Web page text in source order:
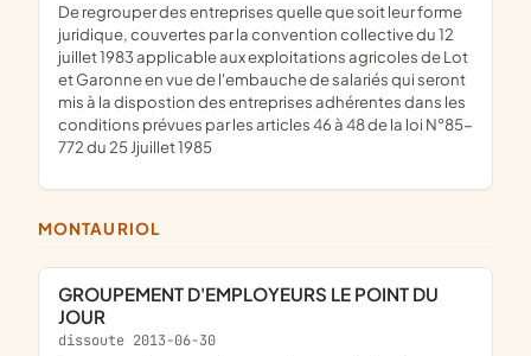
De regrouper des entreprises quelle que soit leur forme
juridique, couvertes par la convention collective du 12
juillet 1983 applicable aux exploitations agricoles de Lot
et Garonne en vue de l'embauche de salariés qui seront
mis à la dispostion des entreprises adhérentes dans les
conditions prévues par les articles 46 à 48 de la loi N°85-
772 du 25 Jjuillet 1985
MONTAURIOL
GROUPEMENT D'EMPLOYEURS LE POINT DU
JOUR
dissoute 2013-06-30